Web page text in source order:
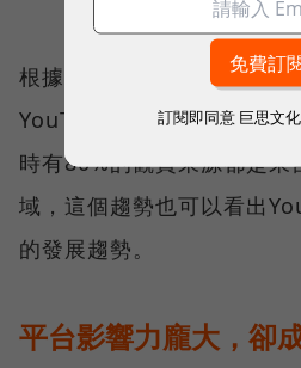
根據分析網站SocialBlade
YouTube頻道中有五個是
時有80%的觀賞來源都是來
域，這個趨勢也可以看出
的發展趨勢。
平台影響力龐大，卻
訂閱即同意 巨思文